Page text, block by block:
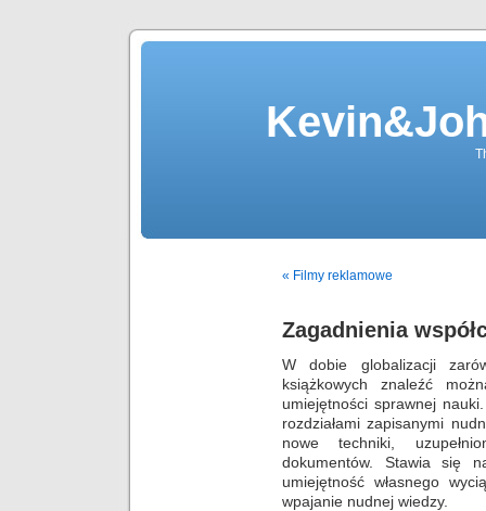
« Filmy reklamowe
Zagadnienia
W dobie globalizacji
książkowych znaleźć
umiejętności sprawnej
rozdziałami zapisanymi
nowe techniki,
dokumentów. Stawia się
umiejętność własnego
wpajanie nudnej wiedzy.